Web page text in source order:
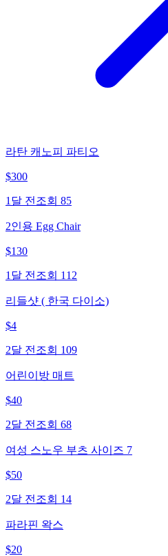
라탄 캐노피 파티오
$300
1달 전 조회 85
2인용 Egg Chair
$130
1달 전 조회 112
리들샷 ( 한국 다이소)
$4
2달 전 조회 109
어린이방 매트
$40
2달 전 조회 68
여성 스노우 부츠 사이즈 7
$50
2달 전 조회 14
파라핀 왁스
$20